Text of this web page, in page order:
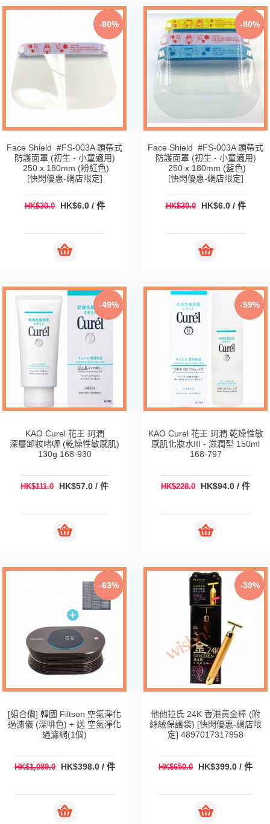
-80%
Face Shield #FS-003A 頭帶式
防護面罩 (初生 - 小童適用)
250 x 180mm (粉紅色)
[快閃優惠-網店限定]
HK$30.0 HK$6.0 / 件
-80%
Face Shield #FS-003A 頭帶式
防護面罩 (初生 - 小童適用)
250 x 180mm (藍色)
[快閃優惠-網店限定]
HK$30.0 HK$6.0 / 件
-49%
KAO Curel 花王 珂潤
深層卸妝啫喱 (乾燥性敏感肌)
130g 168-930
HK$111.0 HK$57.0 / 件
-59%
KAO Curel 花王 珂潤 乾燥性敏
感肌化妝水III - 滋潤型 150ml
168-797
HK$228.0 HK$94.0 / 件
-63%
[組合價] 韓國 Filtson 空氣淨化
過濾儀 (深啡色) + 送 空氣淨化
過濾網(1個)
HK$1,089.0 HK$398.0 / 件
-39%
他他拉氏 24K 香港黃金棒 (附
絲絨保護袋) [快閃優惠-網店限
定] 4897017317858
HK$650.0 HK$399.0 / 件